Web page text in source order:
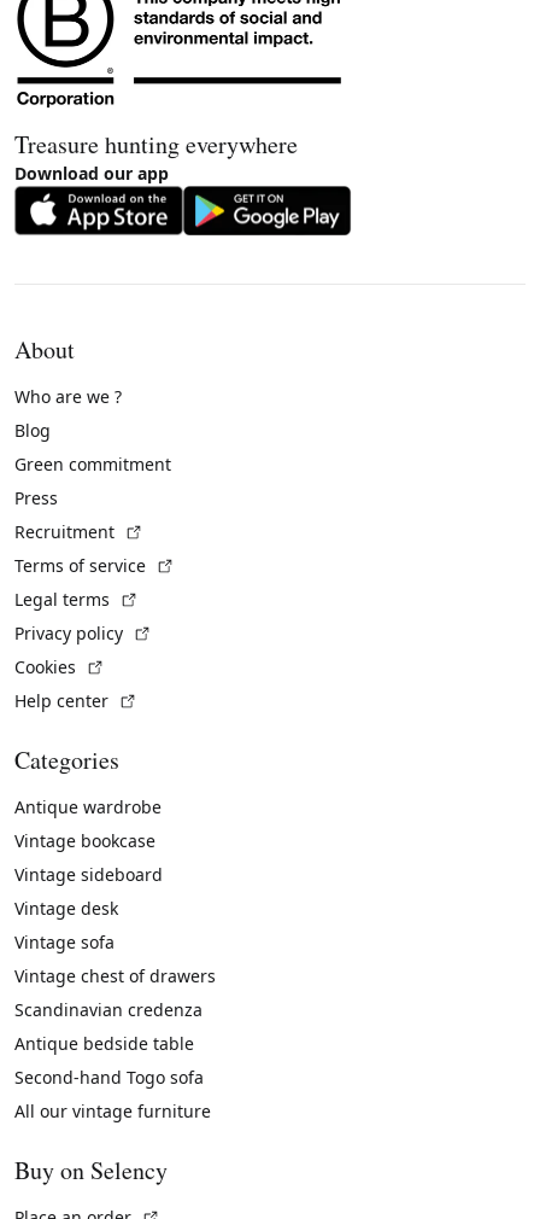
Treasure hunting everywhere
Download our app
About
Who are we ?
Blog
Green commitment
Press
Recruitment
Terms of service
Legal terms
Privacy policy
Cookies
Help center
Categories
Antique wardrobe
Vintage bookcase
Vintage sideboard
Vintage desk
Vintage sofa
Vintage chest of drawers
Scandinavian credenza
Antique bedside table
Second-hand Togo sofa
All our vintage furniture
Buy on Selency